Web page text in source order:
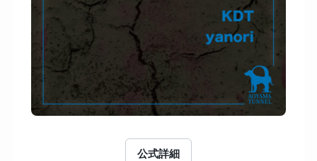
公式詳細